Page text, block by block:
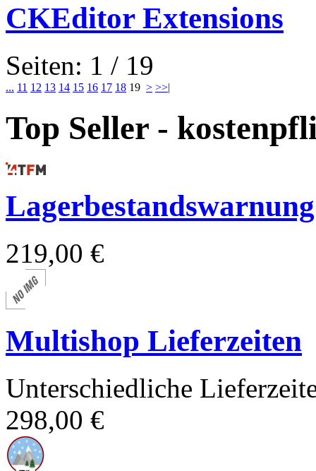
CKEditor Extensions
Seiten: 1 / 19
... 11 12 13 14 15 16 17 18 19 > >>|
Top Seller -
Lagerbestandswarnung
219,00 €
Multishop Lieferzeiten
Unterschiedliche
298,00 €